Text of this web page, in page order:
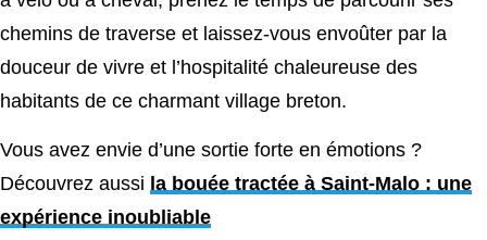
chemins de traverse et laissez-vous envoûter par la
douceur de vivre et l’hospitalité chaleureuse des
habitants de ce charmant village breton.
Vous avez envie d’une sortie forte en émotions ?
Découvrez aussi la bouée tractée à Saint-Malo : une
expérience inoubliable